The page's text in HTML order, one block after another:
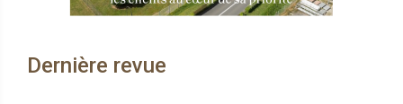
Dernière revue